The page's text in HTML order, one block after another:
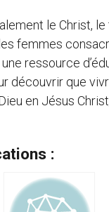
le Christ,
femmes
ressource
découvrir que
en Jésus
: